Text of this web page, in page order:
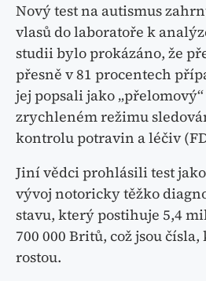
Nový test na autismus
vlasů do laboratoře k
studii bylo prokázáno, že
přesně v 81 procentech
jej popsali jako
zrychleném režimu
kontrolu potravin a léčiv
Jiní vědci prohlásili test
vývoj notoricky těžko
stavu, který postihuje 5,4
700 000 Britů, což jsou
rostou.